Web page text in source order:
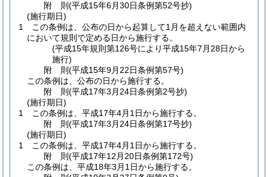
附 則(平成15年6月30日条例第52号抄)
(施行期日)
1
この条例は、公布の日から起算して1月を超えない範囲内
において規則で定める日から施行する。
(平成15年規則第126号により平成15年7月28日から
施行)
附 則(平成15年9月22日条例第57号)
この条例は、公布の日から施行する。
附 則(平成17年3月24日条例第2号抄)
(施行期日)
1
この条例は、平成17年4月1日から施行する。
附 則(平成17年3月24日条例第17号抄)
(施行期日)
1
この条例は、平成17年4月1日から施行する。
附 則(平成17年12月20日条例第172号)
この条例は、平成18年3月1日から施行する。